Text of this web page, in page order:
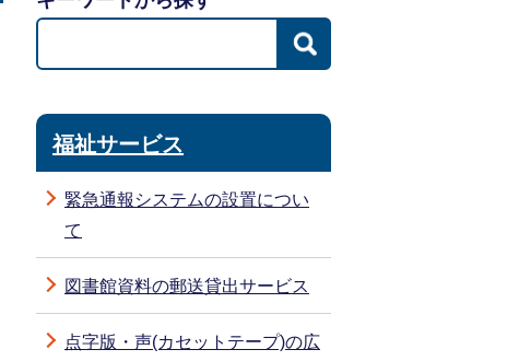
福祉サービス
緊急通報システムの設置につい
て
図書館資料の郵送貸出サービス
点字版・声(カセットテープ)の広